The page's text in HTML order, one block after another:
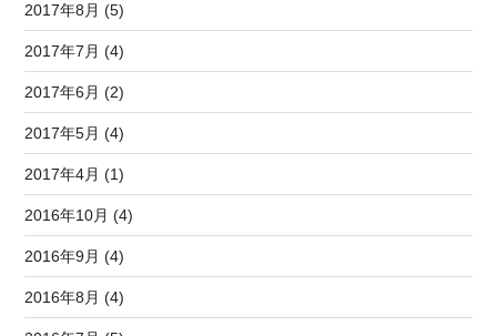
2017年8月 (5)
2017年7月 (4)
2017年6月 (2)
2017年5月 (4)
2017年4月 (1)
2016年10月 (4)
2016年9月 (4)
2016年8月 (4)